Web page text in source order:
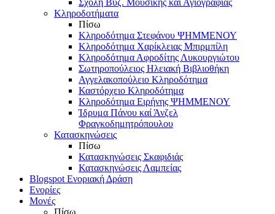
Κληροδοτήματα
Πίσω
Κληροδότημα Στεφάνου ΨΗΜΜΕΝΟΥ
Κληροδότημα Χαρίκλειας Μπιρμπίλη
Κληροδότημα Αφροδίτης Λυκουργιώτου
Σωτηροπούλειος Ηλειακή Βιβλιοθήκη
Αγγελακοπούλειο Κληροδότημα
Καστόρχειο Κληροδότημα
Κληροδότημα Ειρήνης ΨΗΜΜΕΝΟΥ
Ίδρυμα Πάνου καί Άνζελ
Φραγκοδημητρόπουλου
Κατασκηνώσεις
Πίσω
Κατασκηνώσεις Σκαφιδιάς
Κατασκηνώσεις Λαμπείας
Blogspot Ενοριακή Δράση
Ενορίες
Μονές
Πίσω